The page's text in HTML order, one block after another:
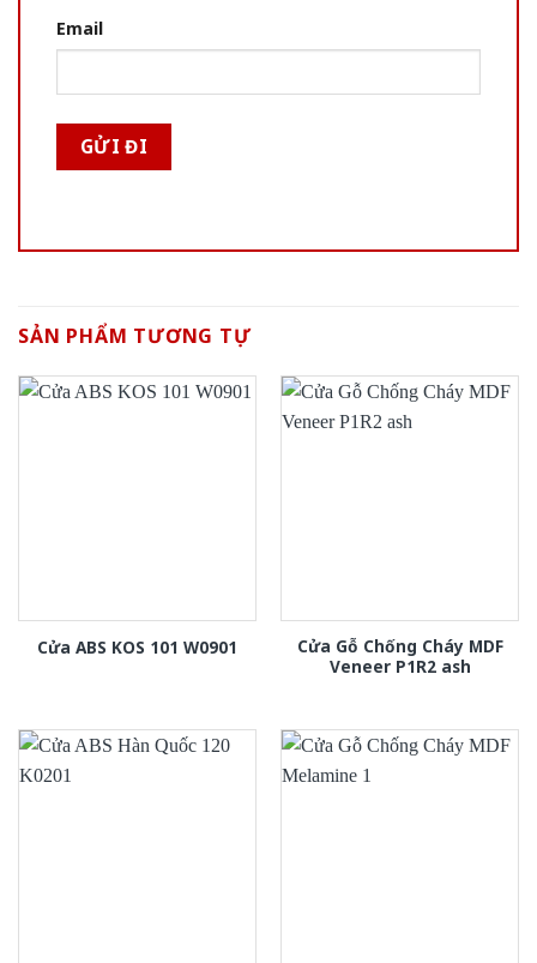
Email
SẢN PHẨM TƯƠNG TỰ
Cửa ABS KOS 101 W0901
Cửa Gỗ Chống Cháy MDF
Veneer P1R2 ash